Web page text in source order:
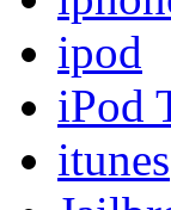
ipod
iPod
itunes